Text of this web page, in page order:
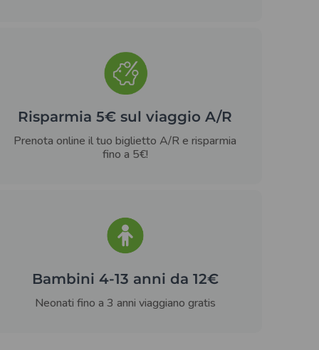
Risparmia 5€ sul viaggio A/R
Prenota online il tuo biglietto A/R e risparmia
fino a 5€!
Bambini 4-13 anni da 12€
Neonati fino a 3 anni viaggiano gratis